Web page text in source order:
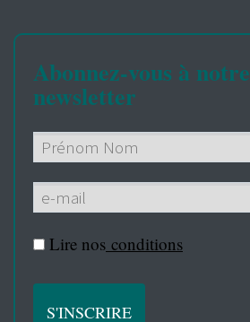
Abonnez-vous à notre
newsletter
Lire nos conditions